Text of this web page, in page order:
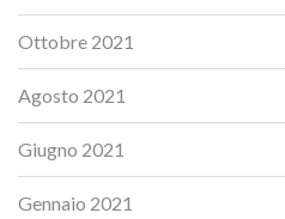
Ottobre 2021
Agosto 2021
Giugno 2021
Gennaio 2021